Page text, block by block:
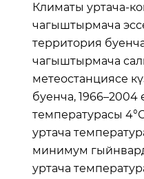
Климаты уртача-
чагыштырмача
территория
чагыштырмача
метеостанциясе
буенча, 1966–2004
температурасы
уртача
минимум
уртача